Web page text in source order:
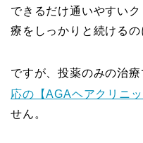
できるだけ通いやすい
療をしっかりと続けるの
ですが、投薬のみの治療
応の【AGAヘアクリニッ
せん。